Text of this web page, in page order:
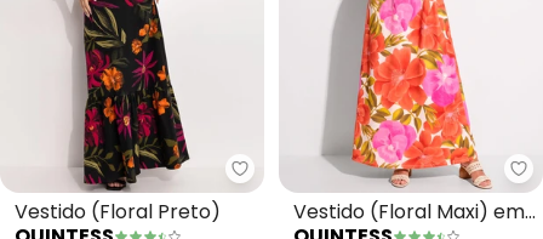
Quintess - Vestido (Floral
Vestido (Floral Preto)
Vestido (Floral Maxi) em